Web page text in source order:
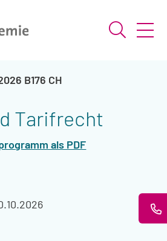
Suche
B176 CH
Tarifrecht
als PDF